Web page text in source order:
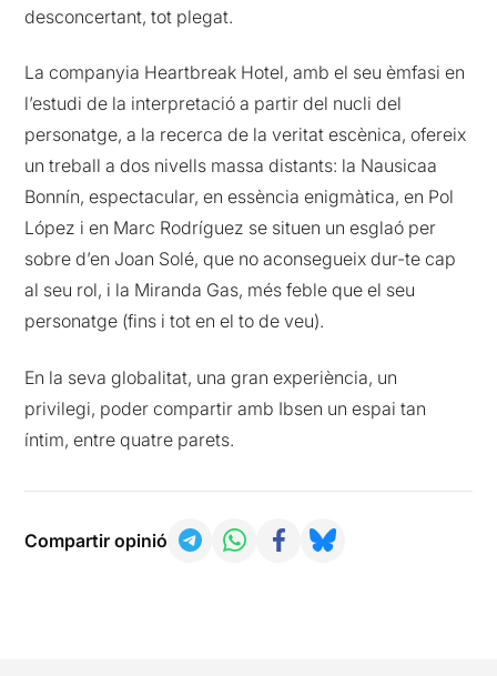
desconcertant, tot plegat.
La companyia Heartbreak Hotel, amb el seu èmfasi en
l’estudi de la interpretació a partir del nucli del
personatge, a la recerca de la veritat escènica, ofereix
un treball a dos nivells massa distants: la Nausicaa
Bonnín, espectacular, en essència enigmàtica, en Pol
López i en Marc Rodríguez se situen un esglaó per
sobre d’en Joan Solé, que no aconsegueix dur-te cap
al seu rol, i la Miranda Gas, més feble que el seu
personatge (fins i tot en el to de veu).
En la seva globalitat, una gran experiència, un
privilegi, poder compartir amb Ibsen un espai tan
íntim, entre quatre parets.
Compartir opinió